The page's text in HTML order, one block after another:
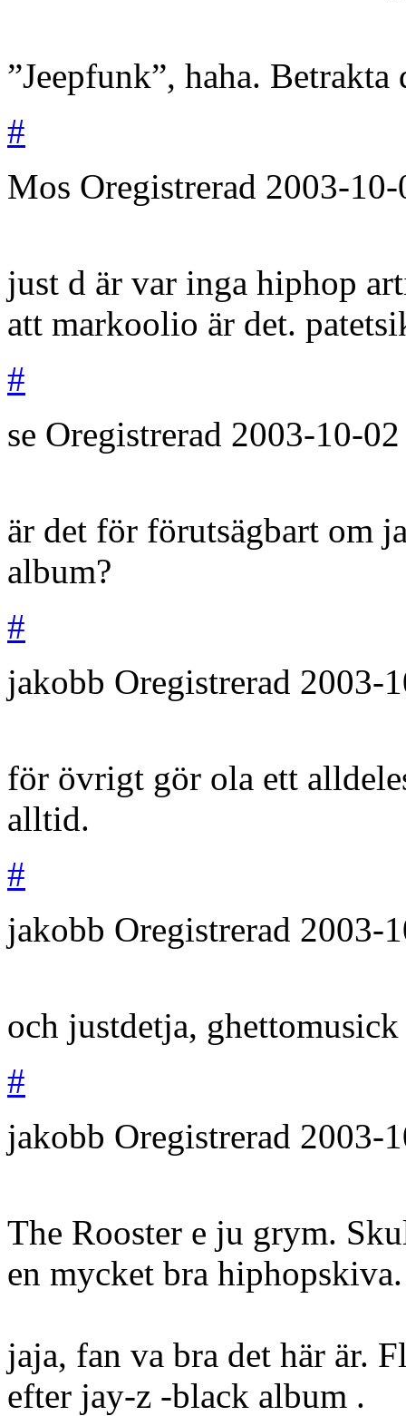
”Jeepfunk”, haha.
#
Mos Oregistrerad 2003-10-
just d är var inga hiphop
att markoolio är det.
#
se Oregistrerad 2003-10-02
är det för förutsägbart om
album?
#
jakobb Oregistrerad 2003-
för övrigt gör ola ett
alltid.
#
jakobb Oregistrerad 2003-
och justdetja,
#
jakobb Oregistrerad 2003-
The Rooster e ju grym.
en mycket bra hiphopskiva.
jaja, fan va bra det här är.
efter jay-z -black album .